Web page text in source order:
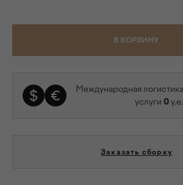
В КОРЗИНУ
Международная
услуги 0у.е.
Заказать сборку